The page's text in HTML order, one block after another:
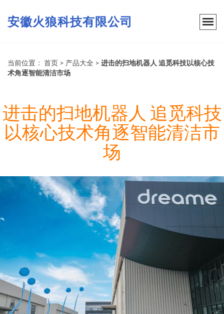
安徽火狼科技有限公司
当前位置： 首页 > 产品大全 > 进击的扫地机器人 追觅科技以核心技
术角逐智能清洁市场
进击的扫地机器人 追觅科技
以核心技术角逐智能清洁市
场